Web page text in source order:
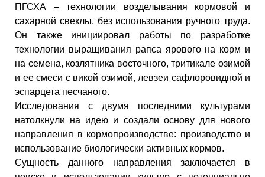
ПГСХА – технологии возделывания кормовой и
сахарной свеклы, без использования ручного труда.
Он также инициировал работы по разработке
технологии выращивания рапса ярового на корм и
на семена, козлятника восточного, тритикале озимой
и ее смеси с викой озимой, левзеи сафлоровидной и
эспарцета песчаного.
Исследования с двумя последними культурами
натолкнули на идею и создали основу для нового
направления в кормопроизводстве: производство и
использование биологически активных кормов.
Сущность данного направления заключается в